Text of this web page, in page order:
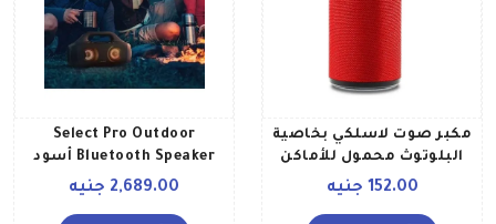
مكبر صوت لاسلكي بخاصية
البلوتوث محمول للأماكن
الخارجية طراز TG113 أحمر
152.00 جنيه
Select Pro Outdoor
Bluetooth Speaker أسود
2,689.00 جنيه